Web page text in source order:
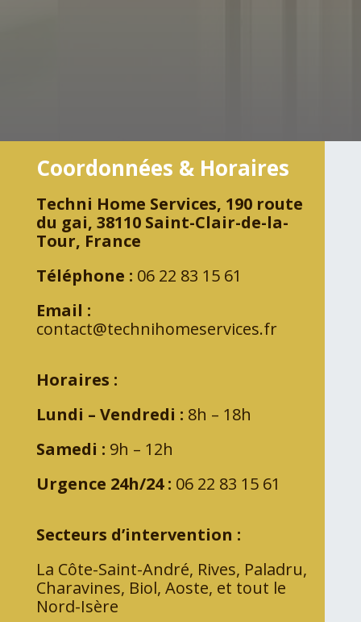
Coordonnées & Horaires
Techni Home Services, 190 route
du gai, 38110 Saint-Clair-de-la-
Tour, France
Téléphone : 06 22 83 15 61
Email :
contact@technihomeservices.fr
Horaires :
Lundi – Vendredi : 8h – 18h
Samedi : 9h – 12h
Urgence 24h/24 : 06 22 83 15 61
Secteurs d’intervention :
La Côte-Saint-André, Rives, Paladru,
Charavines, Biol, Aoste, et tout le
Nord-Isère